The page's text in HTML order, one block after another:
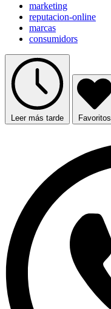
marketing
reputacion-online
marcas
consumidors
Leer más tarde Favoritos